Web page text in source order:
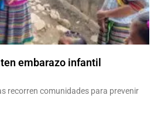
embarazo infantil
recorren comunidades para prevenir